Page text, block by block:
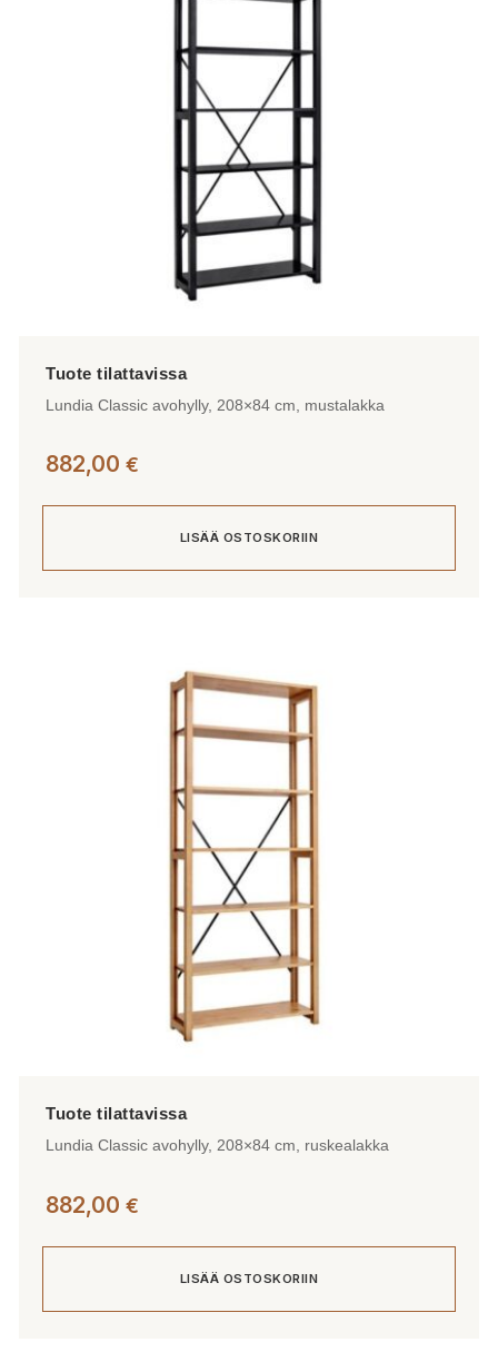
Lundia Classic avohylly, 208×84 cm, mustalakka
882,00 €
LISÄÄ OSTOSKORIIN
Lundia Classic avohylly, 208×84 cm, ruskealakka
882,00 €
LISÄÄ OSTOSKORIIN